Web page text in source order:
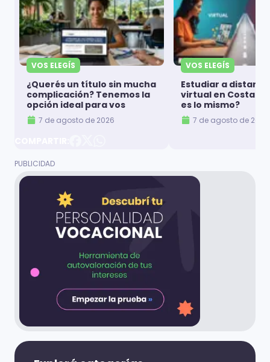
VOS ELEGÍS
¿Querés un título sin mucha
complicación? Tenemos la
opción ideal para vos
7 de agosto de 2026
VOS ELEGÍS
Estudiar a
virtual en Costa
es lo mismo?
7 de agosto de 2026